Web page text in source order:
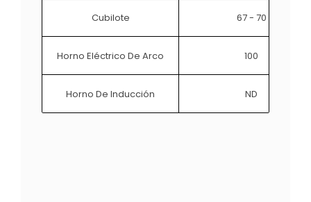
Cubilote 67 - 70
Horno Eléctrico De Arco 100
Horno De Inducción ND